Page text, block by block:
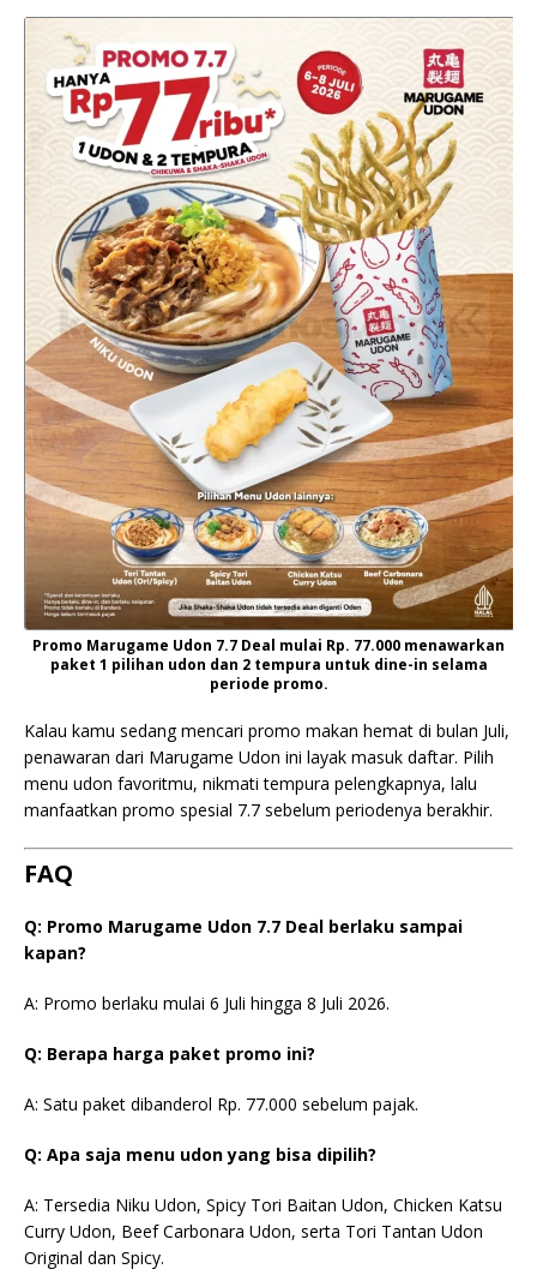
Promo Marugame Udon 7.7 Deal mulai Rp. 77.000 menawarkan
paket 1 pilihan udon dan 2 tempura untuk dine-in selama
periode promo.
Kalau kamu sedang mencari promo makan hemat di bulan Juli,
penawaran dari Marugame Udon ini layak masuk daftar. Pilih
menu udon favoritmu, nikmati tempura pelengkapnya, lalu
manfaatkan promo spesial 7.7 sebelum periodenya berakhir.
FAQ
Q: Promo Marugame Udon 7.7 Deal berlaku sampai
kapan?
A: Promo berlaku mulai 6 Juli hingga 8 Juli 2026.
Q: Berapa harga paket promo ini?
A: Satu paket dibanderol Rp. 77.000 sebelum pajak.
Q: Apa saja menu udon yang bisa dipilih?
A: Tersedia Niku Udon, Spicy Tori Baitan Udon, Chicken Katsu
Curry Udon, Beef Carbonara Udon, serta Tori Tantan Udon
Original dan Spicy.